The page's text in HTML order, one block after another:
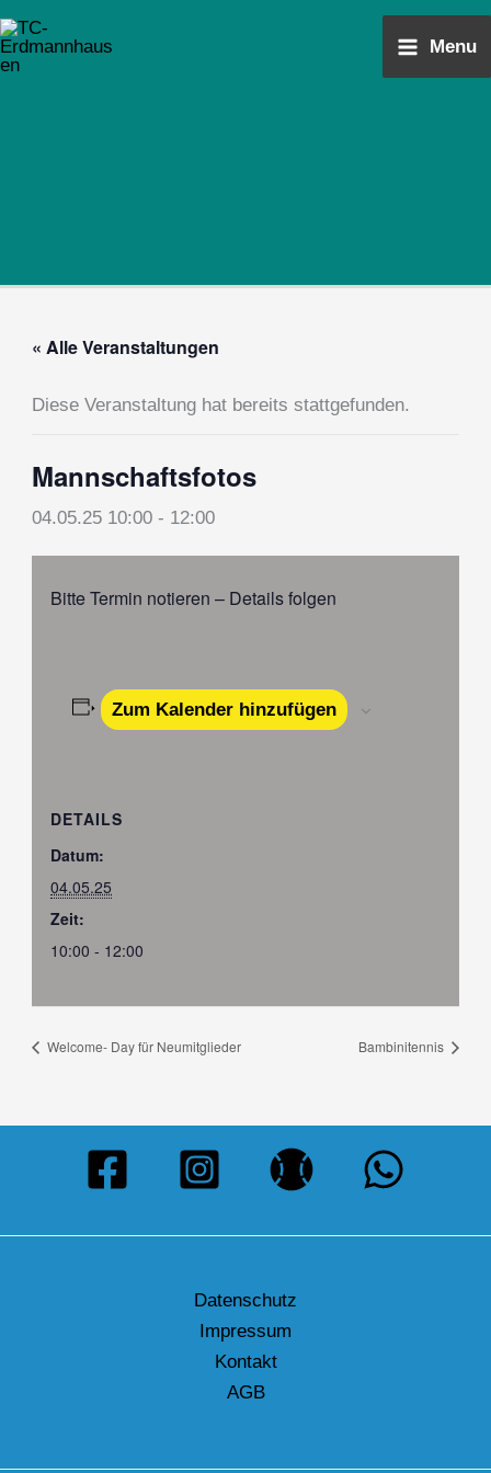
Zum
Inhalt
springen
Main
Menu
Menu
« Alle Veranstaltungen
Diese Veranstaltung hat bereits stattgefunden.
Mannschaftsfotos
04.05.25 10:00 - 12:00
Bitte Termin notieren – Details folgen
Zum Kalender hinzufügen
DETAILS
Datum:
04.05.25
Zeit:
10:00 - 12:00
Welcome- Day für Neumitglieder Bambinitennis
Datenschutz
Impressum
Kontakt
AGB